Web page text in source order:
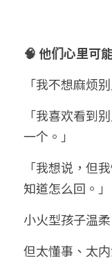
🧠 他们心里可
「我不想麻烦
「我喜欢看到
一个。」
「我想说，但
知道怎么回。」
小火型孩子温
但太懂事、太